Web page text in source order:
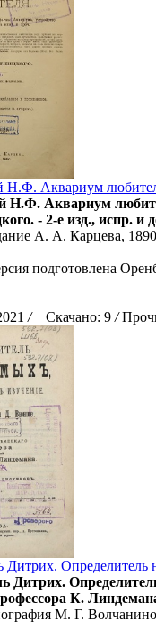
Н.Ф. Аквариум
Н.Ф. Аквариум
- 2-е изд., испр. и
А. А. Карцева,
подготовлена
/Скачано: 9 /
Дитрих. Определитель
Дитрих.
К.
М. Г.